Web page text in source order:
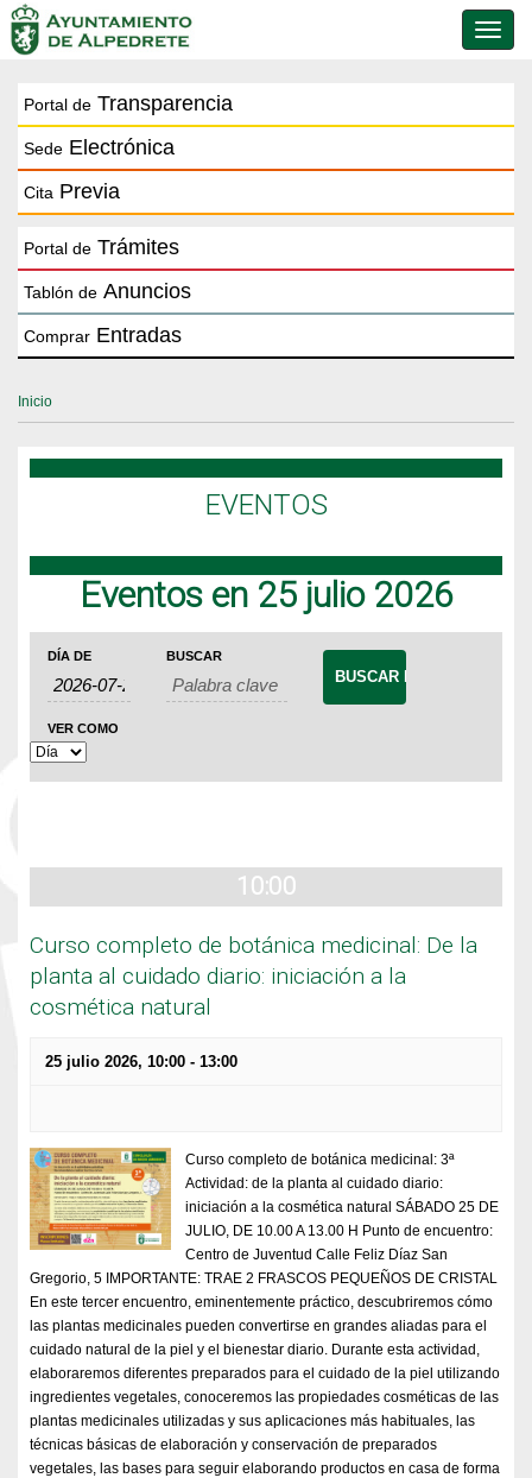
de
Portal de Transparencia
Sede Electrónica
Cita Previa
Portal de Trámites
Tablón de Anuncios
Comprar Entradas
Inicio
EVENTOS
Eventos en 25 julio 2026
Navegación
de
búsqueda
y
Búsqueda
de
Eventos
DÍA DE BUSCAR
Navegación
de
vistas
de
Evento
VER COMO
10:00
Curso completo de botánica medicinal: De la
planta al cuidado diario: iniciación a la
cosmética natural
25 julio 2026, 10:00 - 13:00
Curso completo de botánica medicinal: 3ª
Actividad: de la planta al cuidado diario:
iniciación a la cosmética natural SÁBADO 25 DE
JULIO, DE 10.00 A 13.00 H Punto de encuentro:
Centro de Juventud Calle Feliz Díaz San
Gregorio, 5 IMPORTANTE: TRAE 2 FRASCOS PEQUEÑOS DE CRISTAL
En este tercer encuentro, eminentemente práctico, descubriremos cómo
las plantas medicinales pueden convertirse en grandes aliadas para el
cuidado natural de la piel y el bienestar diario. Durante esta actividad,
elaboraremos diferentes preparados para el cuidado de la piel utilizando
ingredientes vegetales, conoceremos las propiedades cosméticas de las
plantas medicinales utilizadas y sus aplicaciones más habituales, las
técnicas básicas de elaboración y conservación de preparados
vegetales, las bases para seguir elaborando productos en casa de forma